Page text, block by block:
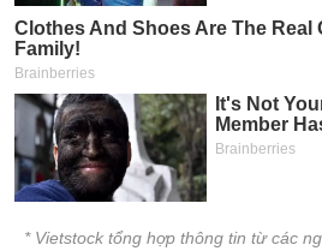
Hủy
niêm
yết
Theo
dõi
đặc
biệt
Không
được
* Vietstock tổng hợp thông tin từ các
CÔNG
CỤ
ĐẦU
TƯ